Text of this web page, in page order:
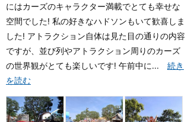
にはカーズのキャラクター満載でとても幸せな
空間でした! 私の好きなハドソンもいて歓喜しま
した! アトラクション自体は見た目の通りの内容
ですが、並び列やアトラクション周りのカーズ
の世界観がとても楽しいです! 午前中に... 続き
を読む